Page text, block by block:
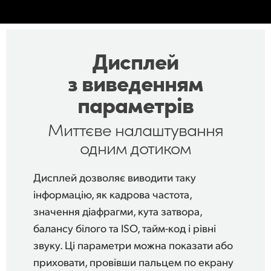
Sweden
Chinese Taipei
Turkey
United Kingdom
United States
Дисплей
з виведенням
параметрів
Миттєве налаштування
одним дотиком
Дисплей дозволяє виводити таку
інформацію, як кадрова частота,
значення діафрагми, кута затвора,
балансу білого та ISO, тайм-код і рівні
звуку. Ці параметри можна показати або
приховати, провівши пальцем по екрану